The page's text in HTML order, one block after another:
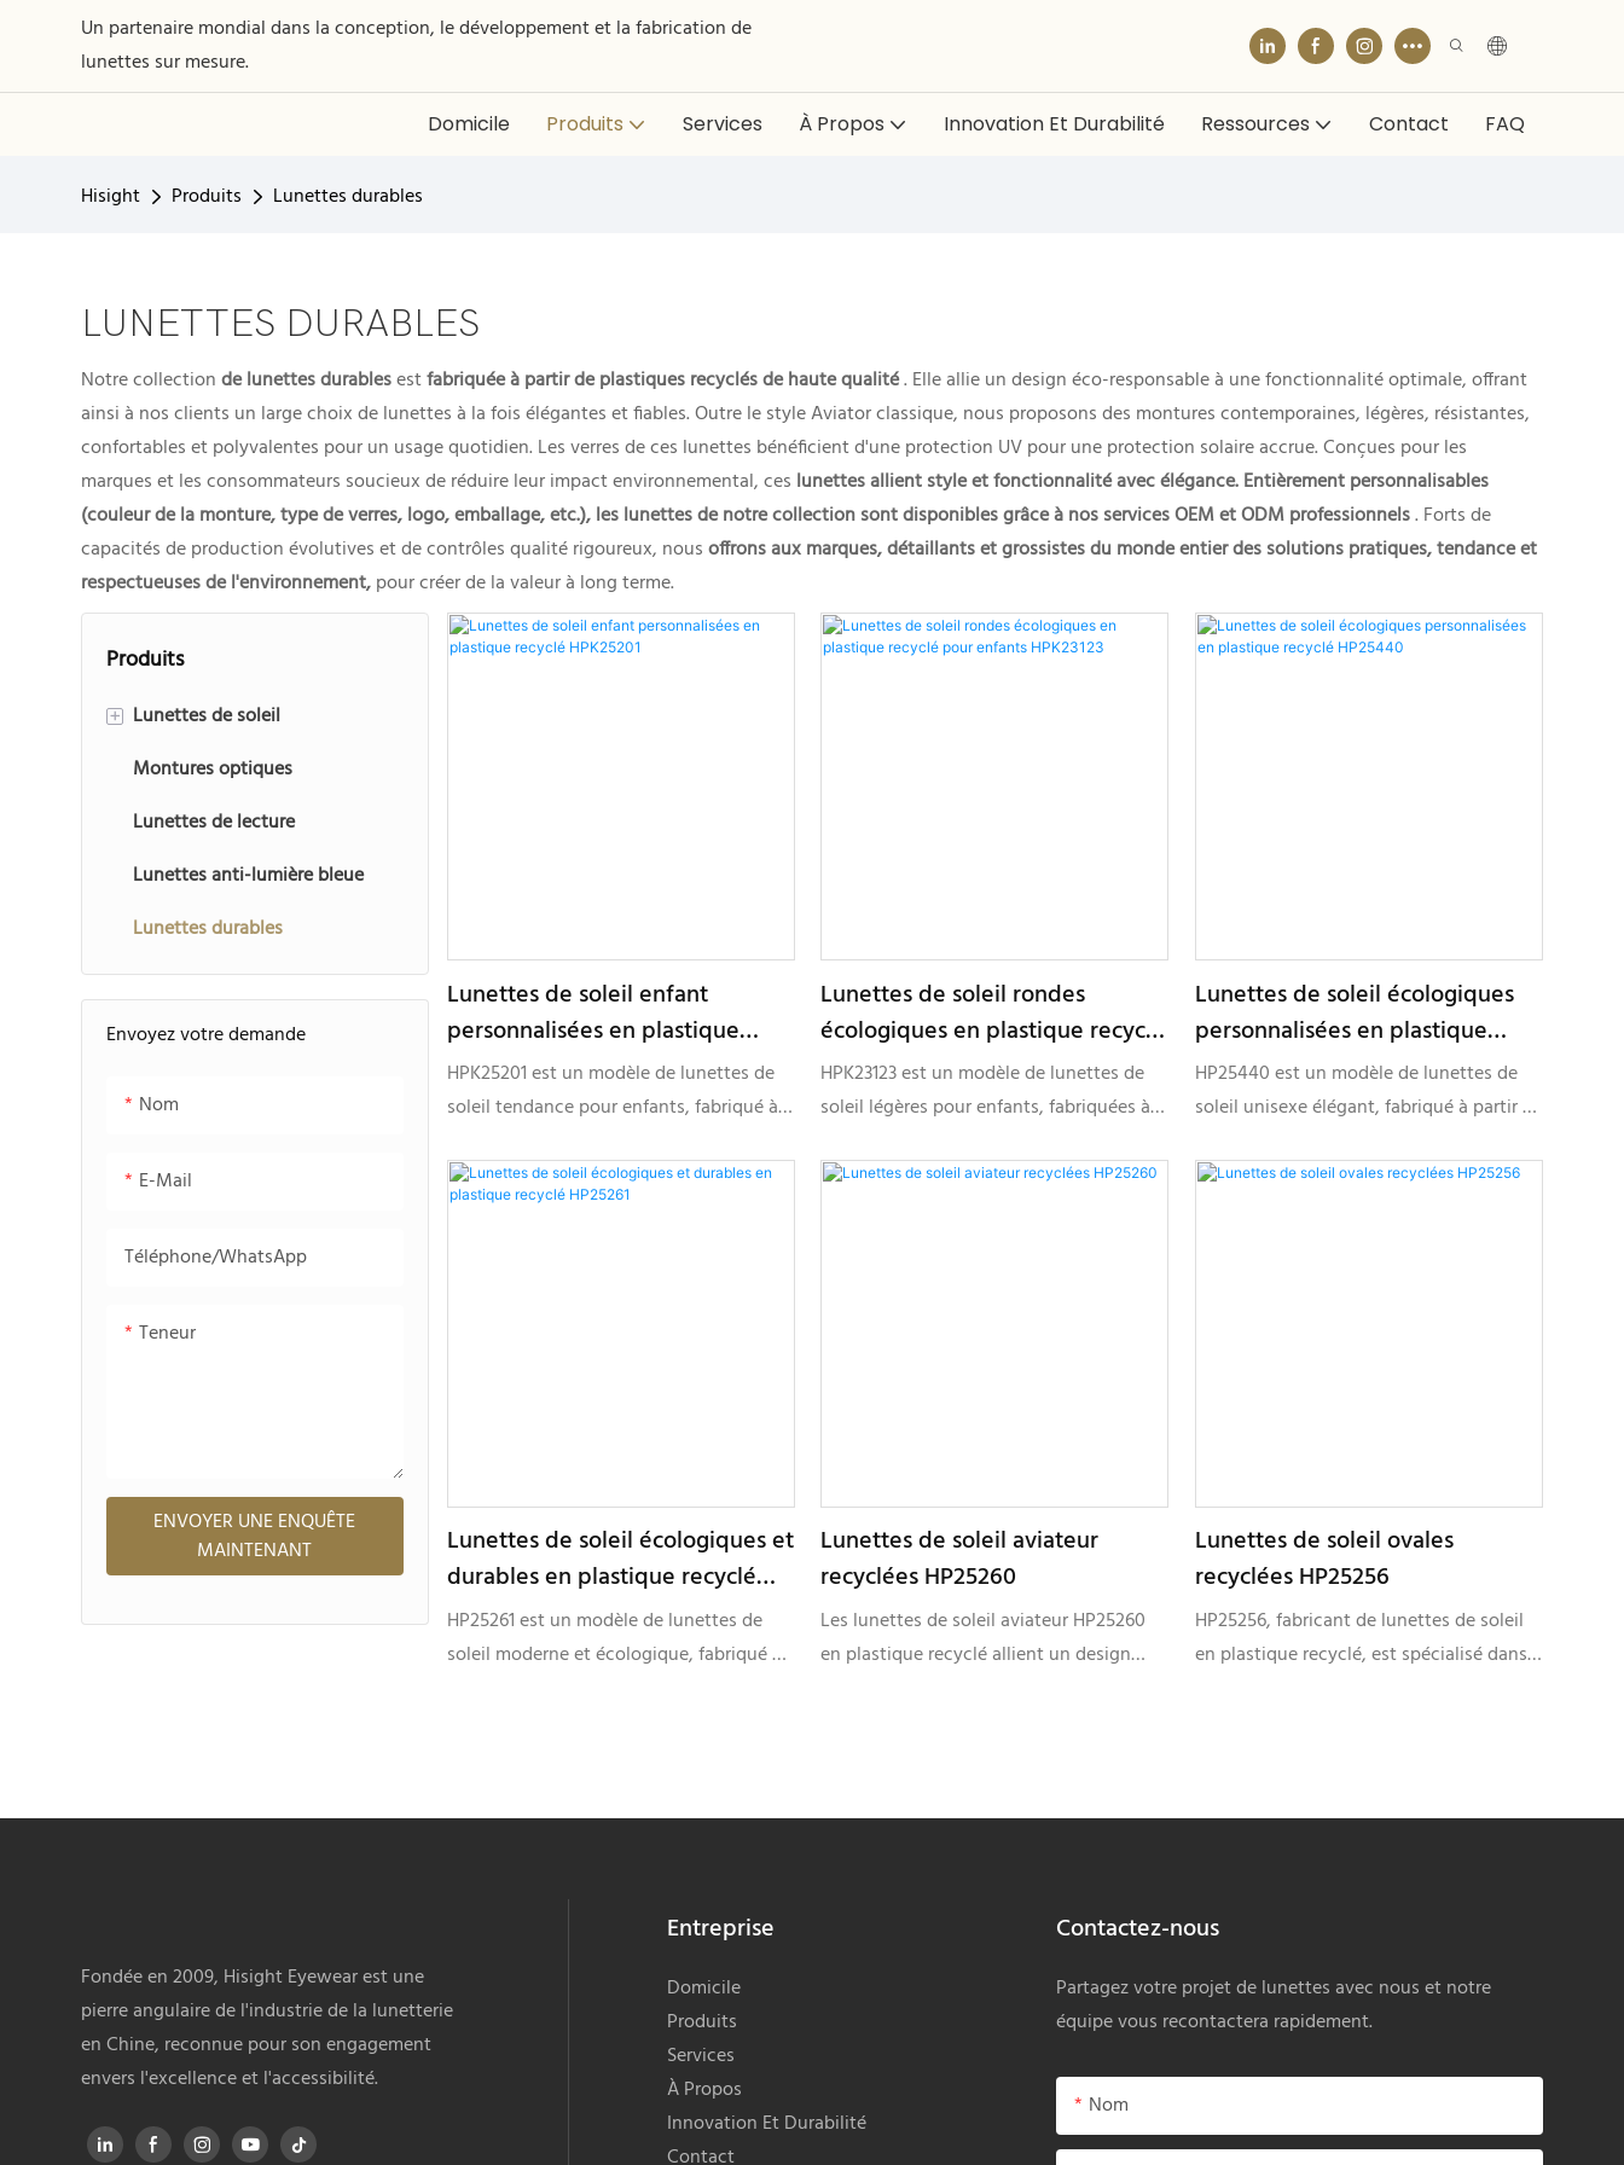
Un partenaire mondial dans la conception, le développement et la fabrication de
lunettes sur mesure.
Domicile Produits Services À Propos Innovation Et Durabilité Ressources Contact FAQ
Hisight Produits Lunettes durables
LUNETTES DURABLES
Notre collectionde lunettes durablesestfabriquée à partir de plastiques recyclés de haute qualité. Elle allie un design éco-responsable à une fonctionnalité optimale, offrant
ainsi à nos clients un large choix de lunettes à la fois élégantes et fiables. Outre le style Aviator classique, nous proposons des montures contemporaines, légères, résistantes,
confortables et polyvalentes pour un usage quotidien. Les verres de ces lunettes bénéficient d'une protection UV pour une protection solaire accrue. Conçues pour les
marques et les consommateurs soucieux de réduire leur impact environnemental, ces lunettes allient style et fonctionnalité avec élégance. Entièrement personnalisables
(couleur de la monture, type de verres, logo, emballage, etc.), les lunettes de notre collection sont disponibles grâce à nos services OEM et ODM professionnels. Forts de
capacités de production évolutives et de contrôles qualité rigoureux, nousoffrons aux marques, détaillants et grossistes du monde entier des solutions pratiques, tendance et
respectueuses de l'environnement,pour créer de la valeur à long terme.
Produits
+ Lunettes de soleil
Lunettes de soleil à injection
Lunettes de soleil en acétate
Lunettes de soleil en métal
Lunettes de soleil de sport
Lunettes de soleil pour
Montures optiques
Lunettes de lecture
Lunettes anti-lumière bleue
Lunettes durables
Envoyez votre demande
Nom
E-Mail
Téléphone/WhatsApp
Teneur
ENVOYER UNE ENQUÊTE
MAINTENANT
Lunettes de soleil enfant
personnalisées en plastique
recyclé HPK25201
HPK25201 est un modèle de lunettes de
soleil tendance pour enfants, fabriqué à
conçu pour les marques de lunettes
durables recherchant un confort léger et
Lunettes de soleil rondes
écologiques en plastique recyclé
pour enfants HPK23123
HPK23123 est un modèle de lunettes de
soleil légères pour enfants, fabriquées à
conçues pour les marques soucieuses de
Lunettes de soleil écologiques
personnalisées en plastique
recyclé HP25440
HP25440 est un modèle de lunettes de
soleil unisexe élégant, fabriqué à partir de
pour les marques souhaitant développer
Lunettes de soleil écologiques et
durables en plastique recyclé
HP25261
HP25261 est un modèle de lunettes de
soleil moderne et écologique, fabriqué à
marque privée personnalisables.
Lunettes de soleil aviateur
recyclées HP25260
Les lunettes de soleil aviateur HP25260
en plastique recyclé allient un design
tant que fabricant proposant des options
durables en gros est idéale pour les
de lunettes de soleil abordables,
adaptables et respectueuses de
Lunettes de soleil ovales
recyclées HP25256
HP25256, fabricant de lunettes de soleil
en plastique recyclé, est spécialisé dans
protection UV et d'une construction
(OEM/ODM) et de marque privée :
couleurs, options de logo et d'emballage,
et production à grande échelle pour
Fondée en 2009, Hisight Eyewear est une
pierre angulaire de l'industrie de la lunetterie
en Chine, reconnue pour son engagement
envers l'excellence et l'accessibilité.
Entreprise
Domicile
Produits
Services
À Propos
Innovation Et Durabilité
Contact
Contactez-nous
Partagez votre projet de lunettes avec nous et notre
équipe vous recontactera rapidement.
Nom